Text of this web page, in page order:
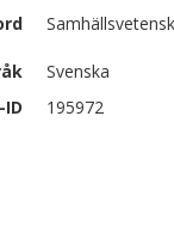
Svenska
195972